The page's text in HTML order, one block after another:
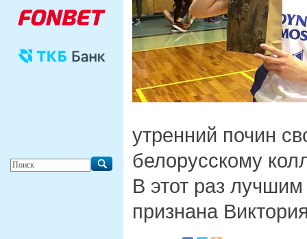
утренний почин
белорусскому
В этот раз
признана